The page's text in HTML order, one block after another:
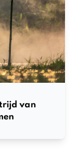
van